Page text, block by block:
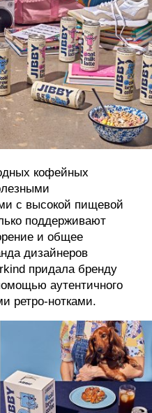
кофейных
с высокой пищевой
поддерживают
и общее
дизайнеров
придала бренду
аутентичного
ретро-нотками.